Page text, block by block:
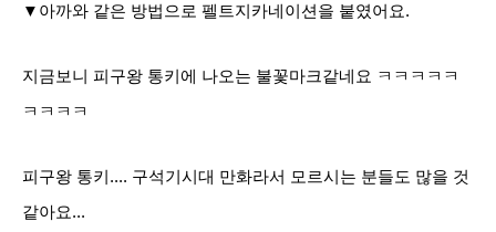
▼아까와 같은 방법으로 펠트지카네이션을 붙였어요.
지금보니 피구왕 통키에 나오는 불꽃마크같네요 ㅋㅋㅋㅋㅋ
ㅋㅋㅋㅋ
피구왕 통키.... 구석기시대 만화라서 모르시는 분들도 많을 것
같아요...